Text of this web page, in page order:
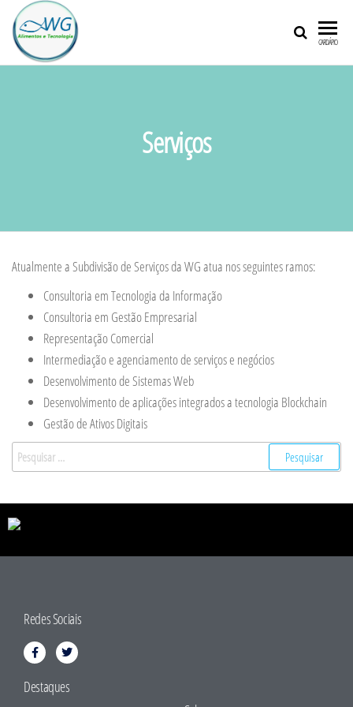
ALIMENTOS
CARDÁPIO
Serviços
Atualmente a Subdivisão de Serviços da WG atua nos seguintes ramos:
Consultoria em Tecnologia da Informação
Consultoria em Gestão Empresarial
Representação Comercial
Intermediação e agenciamento de serviços e negócios
Desenvolvimento de Sistemas Web
Desenvolvimento de aplicações integrados a tecnologia Blockchain
Gestão de Ativos Digitais
Redes Sociais
Destaques